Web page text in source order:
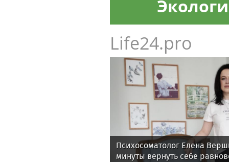
Life24.pro
Психосоматолог Елена
минуты вернуть себе